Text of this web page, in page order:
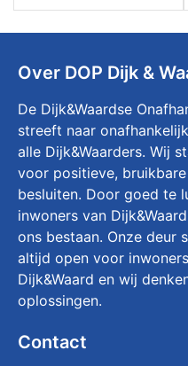
Over DOP Dijk &
De Dijk&Waardse
streeft naar
alle Dijk&Waarders. Wij
voor positieve,
besluiten. Door goed te
inwoners van
ons bestaan. Onze deur
altijd open voor
Dijk&Waard en wij
oplossingen.
Contact